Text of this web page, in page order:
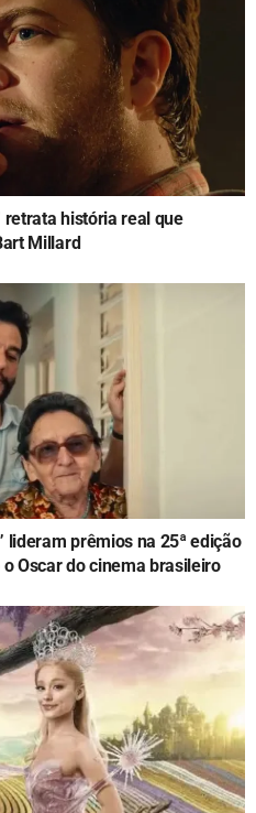
retrata história real que
Millard
lideram prêmios na 25ª edição
Oscar do cinema brasileiro